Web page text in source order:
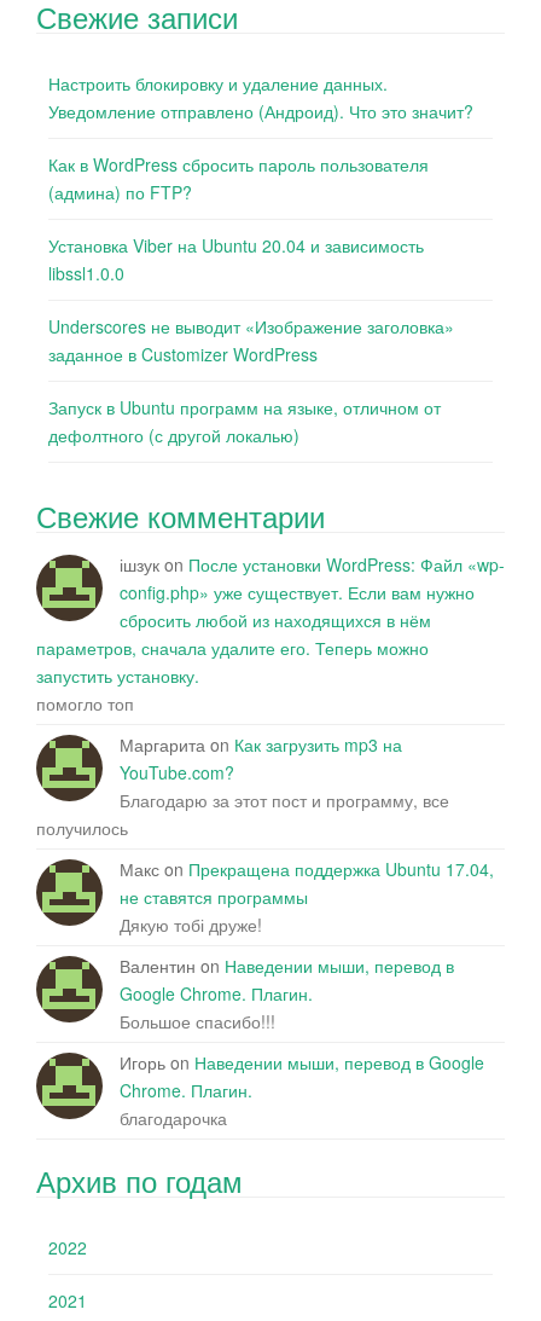
Свежие записи
Настроить блокировку и удаление данных.
Уведомление отправлено (Андроид). Что это значит?
Как в WordPress сбросить пароль пользователя
(админа) по FTP?
Установка Viber на Ubuntu 20.04 и зависимость
libssl1.0.0
Underscores не выводит «Изображение заголовка»
заданное в Customizer WordPress
Запуск в Ubuntu программ на языке, отличном от
дефолтного (с другой локалью)
Свежие комментарии
ішзук on После установки WordPress: Файл «wp-
config.php» уже существует. Если вам нужно
сбросить любой из находящихся в нём
параметров, сначала удалите его. Теперь можно
запустить установку.
помогло топ
Маргарита on Как загрузить mp3 на
YouTube.com?
Благодарю за этот пост и программу, все
получилось
Макс on Прекращена поддержка Ubuntu 17.04,
не ставятся программы
Дякую тобі друже!
Валентин on Наведении мыши, перевод в
Google Chrome. Плагин.
Большое спасибо!!!
Игорь on Наведении мыши, перевод в Google
Chrome. Плагин.
благодарочка
Архив по годам
2022
2021